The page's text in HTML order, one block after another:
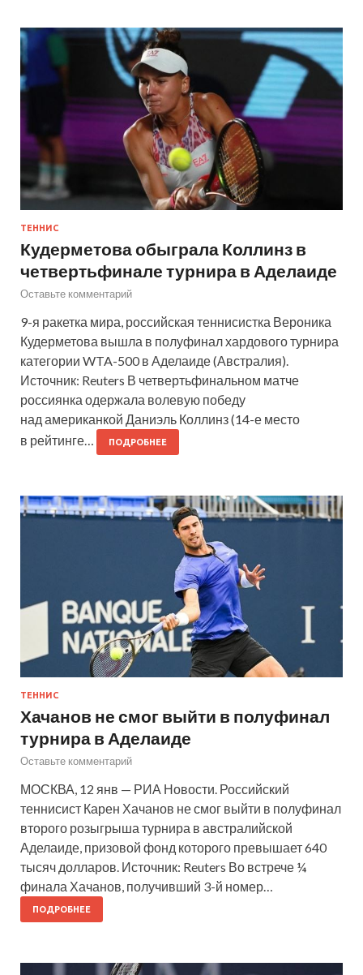
ТЕННИС
Кудерметова обыграла Коллинз в
четвертьфинале турнира в Аделаиде
Оставьте комментарий
9-я ракетка мира, российская теннисистка Вероника
Кудерметова вышла в полуфинал хардового турнира
категории WTA-500 в Аделаиде (Австралия).
Источник: Reuters В четвертьфинальном матче
россиянка одержала волевую победу
над американкой Даниэль Коллинз (14-е место
в рейтинге…
ПОДРОБНЕЕ
ТЕННИС
Хачанов не смог выйти в полуфинал
турнира в Аделаиде
Оставьте комментарий
МОСКВА, 12 янв — РИА Новости. Российский
теннисист Карен Хачанов не смог выйти в полуфинал
второго розыгрыша турнира в австралийской
Аделаиде, призовой фонд которого превышает 640
тысяч долларов. Источник: Reuters Во встрече ¼
финала Хачанов, получивший 3-й номер…
ПОДРОБНЕЕ